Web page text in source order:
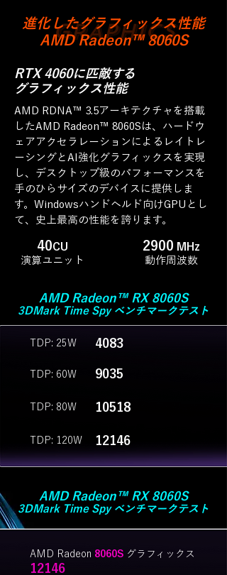
GRAPHICS
進化したグラフィックス性能
AMD Radeon™ 8060S
RTX 4060に匹敵する
グラフィックス性能
AMD RDNA™ 3.5アーキテクチャを搭載
したAMD Radeon™ 8060Sは、ハードウ
ェアアクセラレーションによるレイトレ
ーシングとAI強化グラフィックスを実現
し、デスクトップ級のパフォーマンスを
手のひらサイズのデバイスに提供しま
す。 Windowsハンドヘルド向けGPUとし
て、史上最高の性能を誇ります。
40CU
演算ユニット
2900 MHz
動作周波数
AMD Radeon™ RX 8060S
3DMark Time Spy ベンチマークテスト
10518
TDP: 80W
9035
TDP: 60W
4083
TDP: 25W
TDP: 120W 12146
AMD Radeon™ RX 8060S
3DMark Time Spy ベンチマークテスト
AMD Radeon 8060S グラフィックス
12146